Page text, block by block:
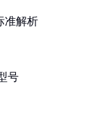
准解析
号